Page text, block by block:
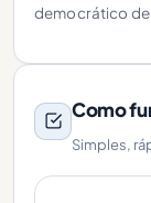
democrático
Como
Simples,